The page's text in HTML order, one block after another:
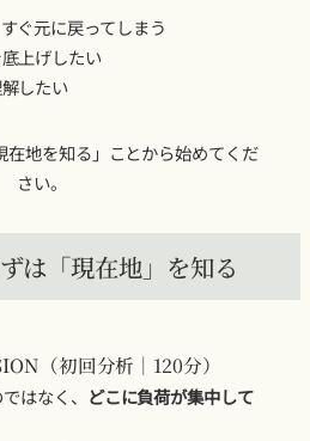
ぐ元に戻ってしまう
上げしたい
したい
在地を知る」ことから始めてくだ
さい。
は「現在地」を知る
（初回分析｜120分）
はなく、 どこに負荷が集中して